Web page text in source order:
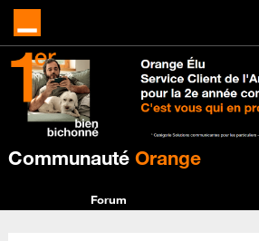
Communauté Orange
Forum